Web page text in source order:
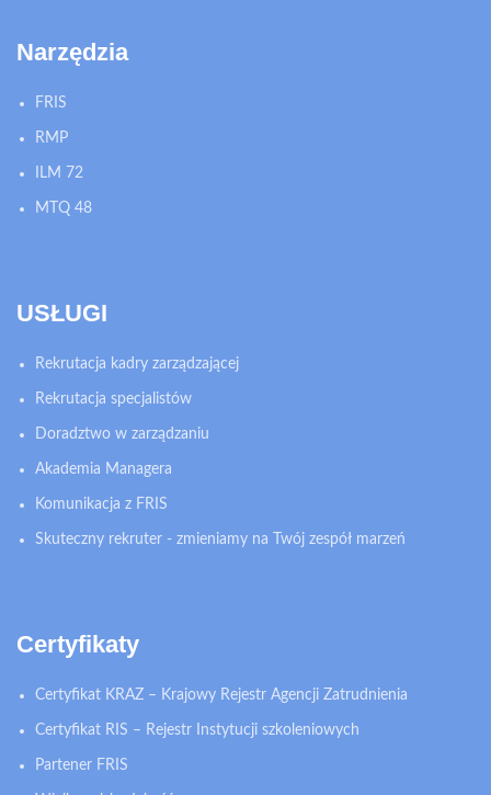
Narzędzia
FRIS
RMP
ILM 72
MTQ 48
USŁUGI
Rekrutacja kadry zarządzającej
Rekrutacja specjalistów
Doradztwo w zarządzaniu
Akademia Managera
Komunikacja z FRIS
Skuteczny rekruter - zmieniamy na Twój zespół marzeń
Certyfikaty
Certyfikat KRAZ – Krajowy Rejestr Agencji Zatrudnienia
Certyfikat RIS – Rejestr Instytucji szkoleniowych
Partener FRIS